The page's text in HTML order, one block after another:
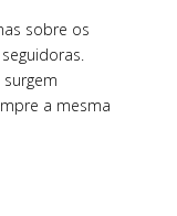
sobre os
a mesma